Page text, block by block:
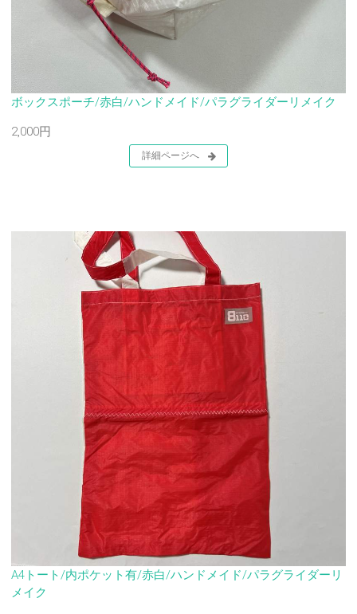
ボックスポーチ/赤白/ハンドメイド/パラグライダーリメイク
2,000円
詳細ページへ
A4トート/内ポケット有/赤白/ハンドメイド/パラグライダーリ
メイク